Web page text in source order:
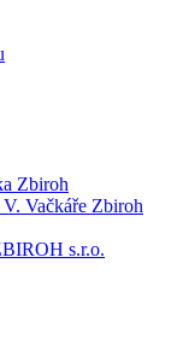
Zbiroh
Vačkáře Zbiroh
s.r.o.